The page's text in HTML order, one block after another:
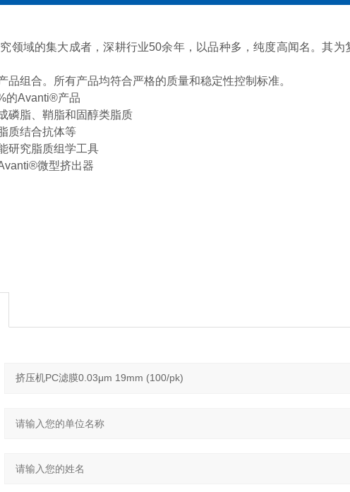
领域的集大成者，深耕行业50余年，以品种多，纯度高闻名。其
品组合。所有产品均符合严格的质量和稳定性控制标准。
的Avanti®产品
磷脂、鞘脂和固醇类脂质
质结合抗体等
研究脂质组学工具
微型挤出器